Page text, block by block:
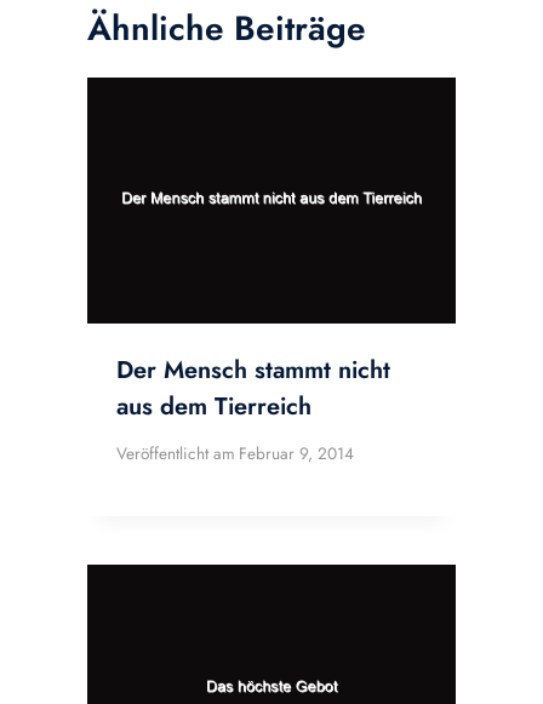
Ähnliche Beiträge
Der Mensch stammt nicht
aus dem Tierreich
Veröffentlicht am Februar 9, 2014